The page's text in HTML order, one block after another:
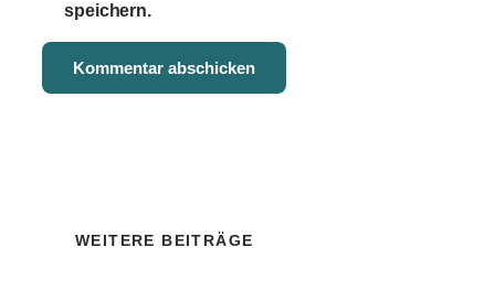
speichern.
WEITERE BEITRÄGE